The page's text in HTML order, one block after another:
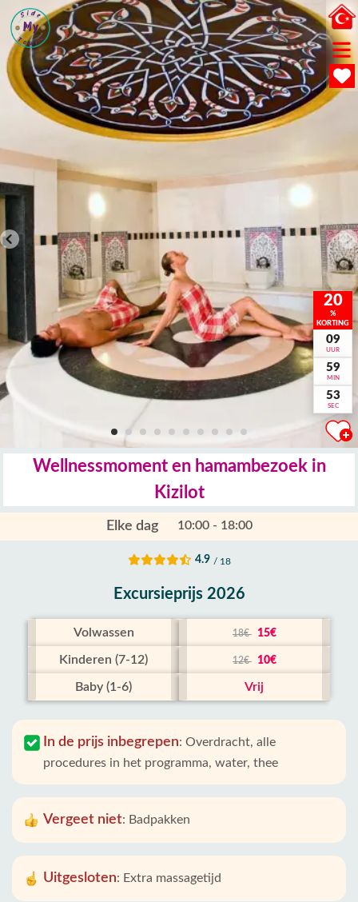
20
%
KORTING
09
UUR
59
MIN
52
SEC
Wellnessmoment en hamambezoek in
Kizilot
Elke dag 10:00 - 18:00
4.9 / 18
Excursieprijs 2026
Volwassen 18€ 15€
Kinderen (7-12) 12€ 10€
Baby (1-6) Vrij
In de prijs inbegrepen: Overdracht, alle
procedures in het programma, water, thee
Vergeet niet: Badpakken
Uitgesloten: Extra massagetijd